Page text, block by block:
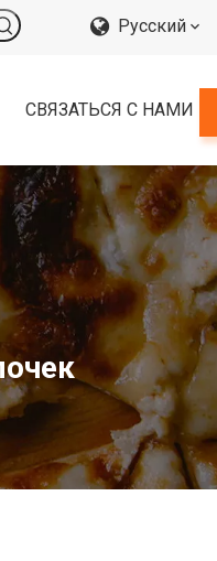
Pусский
СВЯЗАТЬСЯ С НАМИ